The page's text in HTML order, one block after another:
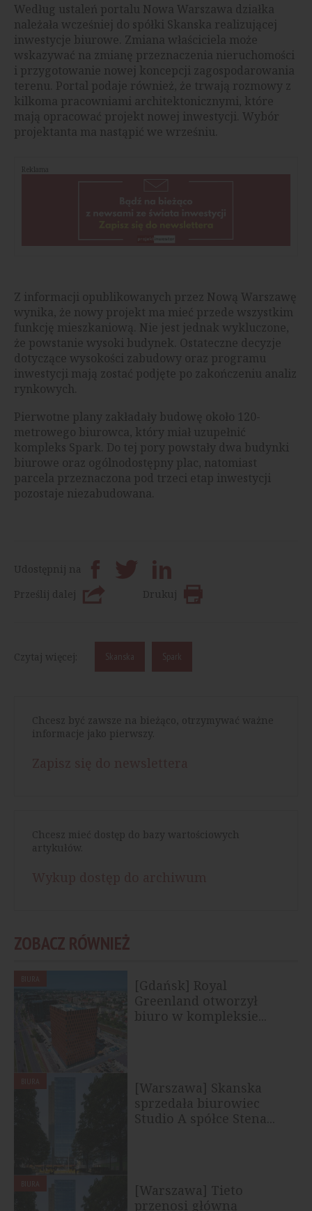
Według ustaleń portalu Nowa Warszawa działka
należała wcześniej do spółki Skanska realizującej
inwestycje biurowe. Zmiana właściciela może
wskazywać na zmianę przeznaczenia nieruchomości
i przygotowanie nowej koncepcji zagospodarowania
terenu. Portal podaje również, że trwają rozmowy z
kilkoma pracowniami architektonicznymi, które
mają opracować projekt nowej inwestycji. Wybór
projektanta ma nastąpić we wrześniu.
Reklama
Z informacji opublikowanych przez Nową Warszawę
wynika, że nowy projekt ma mieć przede wszystkim
funkcję mieszkaniową. Nie jest jednak wykluczone,
że powstanie wysoki budynek. Ostateczne decyzje
dotyczące wysokości zabudowy oraz programu
inwestycji mają zostać podjęte po zakończeniu analiz
rynkowych.
Pierwotne plany zakładały budowę około 120-
metrowego biurowca, który miał uzupełnić
kompleks Spark. Do tej pory powstały dwa budynki
biurowe oraz ogólnodostępny plac, natomiast
parcela przeznaczona pod trzeci etap inwestycji
pozostaje niezabudowana.
Udostępnij na
Prześlij dalej
Drukuj
Czytaj więcej: Skanska Spark
Chcesz być zawsze na bieżąco, otrzymywać ważne
informacje jako pierwszy.
Chcesz mieć dostęp do bazy wartościowych
artykułów.
ZOBACZ RÓWNIEŻ
[Gdańsk] Royal
Greenland otworzył
biuro w kompleksie...
[Warszawa] Skanska
sprzedała biurowiec
Studio A spółce Stena...
[Warszawa] Tieto
przenosi główną